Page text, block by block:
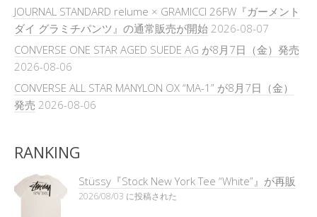
JOURNAL STANDARD relume × GRAMICCI 26FW『ガーメント
ダイ グラミチパンツ』の通常販売が開始 2026-08-07
CONVERSE ONE STAR AGED SUEDE AG が8月7日（金）発売
2026-08-06
CONVERSE ALL STAR MANYLON OX “MA-1” が8月7日（金）
発売 2026-08-06
RANKING
Stüssy『Stock New York Tee “White”』が再販
2026/08/03 に投稿された